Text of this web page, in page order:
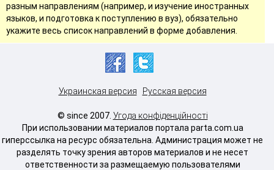
разным направлениям (например, и изучение иностранных
языков, и подготовка к поступлению в вуз), обязательно
укажите весь список направлений в форме добавления.
Украинская версия Русская версия
© since 2007. Угода конфіденційності
При использовании материалов портала parta.com.ua
гиперссылка на ресурс обязательна. Администрация может не
разделять точку зрения авторов материалов и не несет
ответственности за размещаемую пользователями